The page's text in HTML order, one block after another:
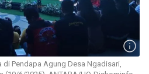
di Pendapa Agung Desa Ngadisari,